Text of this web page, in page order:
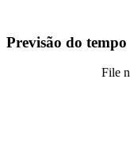
Previsão do tempo